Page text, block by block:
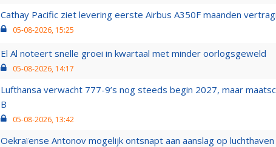
Cathay Pacific ziet levering eerste Airbus A350F maanden
05-08-2026, 15:25
El Al noteert snelle groei in kwartaal met minder oorlogsgeweld
05-08-2026, 14:17
Lufthansa verwacht 777-9’s nog steeds begin 2027, maar
B
05-08-2026, 13:42
Oekraïense Antonov mogelijk ontsnapt aan aanslag op